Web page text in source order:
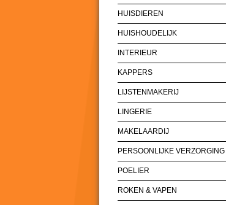
HUISDIEREN
HUISHOUDELIJK
INTERIEUR
KAPPERS
LIJSTENMAKERIJ
LINGERIE
MAKELAARDIJ
PERSOONLIJKE VERZORGING
POELIER
ROKEN & VAPEN